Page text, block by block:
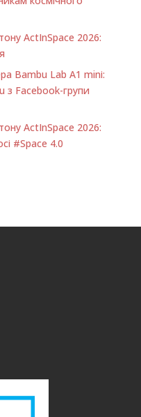
ActInSpace 2026:
Bambu Lab A1 minі:
з Facebook-групи
ActInSpace 2026:
#Space 4.0